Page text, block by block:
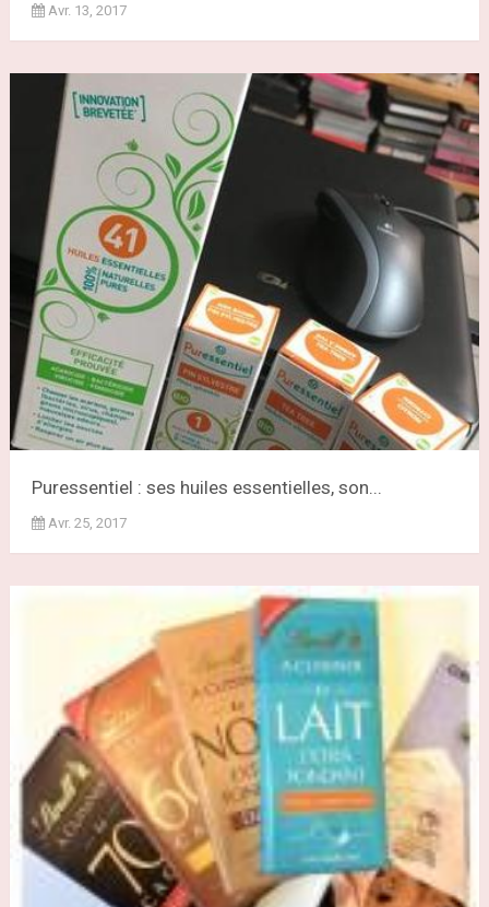
Avr. 13, 2017
Puressentiel : ses huiles essentielles, son...
Avr. 25, 2017